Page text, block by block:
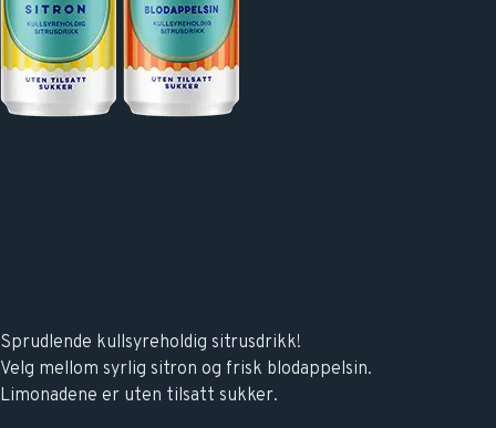
Sprudlende kullsyreholdig sitrusdrikk!
Velg mellom syrlig sitron og frisk blodappelsin.
Limonadene er uten tilsatt sukker.